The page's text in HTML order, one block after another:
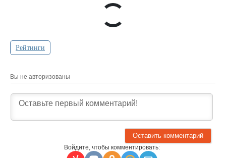
Рейтинги
Вы не авторизованы
Войдите, чтобы комментировать: